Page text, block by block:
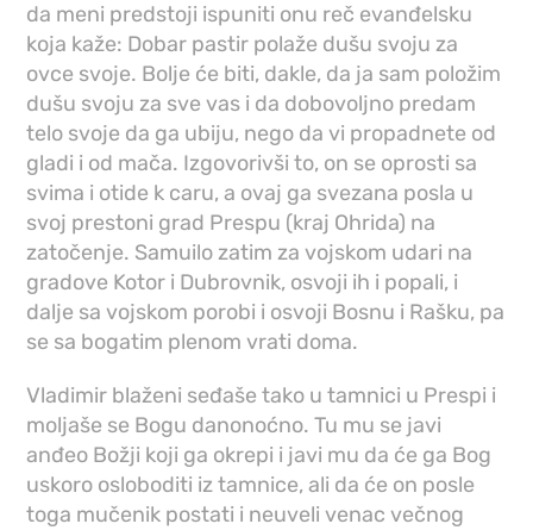
da meni predstoji ispuniti onu reč evanđelsku
koja kaže: Dobar pastir polaže dušu svoju za
ovce svoje. Bolje će biti, dakle, da ja sam položim
dušu svoju za sve vas i da dobovoljno predam
telo svoje da ga ubiju, nego da vi propadnete od
gladi i od mača. Izgovorivši to, on se oprosti sa
svima i otide k caru, a ovaj ga svezana posla u
svoj prestoni grad Prespu (kraj Ohrida) na
zatočenje. Samuilo zatim za vojskom udari na
gradove Kotor i Dubrovnik, osvoji ih i popali, i
dalje sa vojskom porobi i osvoji Bosnu i Rašku, pa
se sa bogatim plenom vrati doma.
Vladimir blaženi seđaše tako u tamnici u Prespi i
moljaše se Bogu danonoćno. Tu mu se javi
anđeo Božji koji ga okrepi i javi mu da će ga Bog
uskoro osloboditi iz tamnice, ali da će on posle
toga mučenik postati i neuveli venac večnog